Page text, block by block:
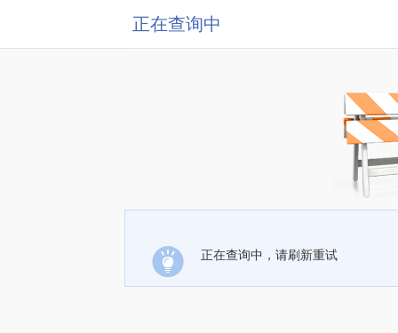
正在查询中
正在查询中，请刷新重试